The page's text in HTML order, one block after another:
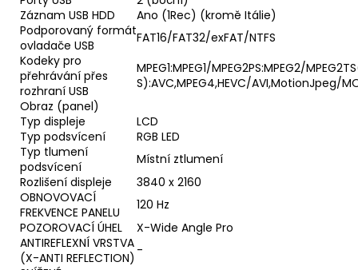
Záznam USB HDD
Ano (1Rec) (kromě Itálie)
Podporovaný formát
ovladače USB
FAT16/FAT32/exFAT/NTFS
Kodeky pro
přehrávání přes
rozhraní USB
MPEG1:MPEG1/MPEG2PS:MPEG2/
S):AVC,MPEG4,HEVC/AVI,MotionJpeg/
Obraz (panel)
Typ displeje
LCD
Typ podsvícení
RGB LED
Typ tlumení
podsvícení
Místní ztlumení
Rozlišení displeje
3840 x 2160
OBNOVOVACÍ
FREKVENCE PANELU
120 Hz
POZOROVACÍ ÚHEL
X-Wide Angle Pro
ANTIREFLEXNÍ VRSTVA
(X-ANTI REFLECTION) -